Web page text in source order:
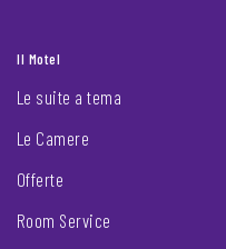
Il Motel
Le suite a tema
Le Camere
Offerte
Room Service